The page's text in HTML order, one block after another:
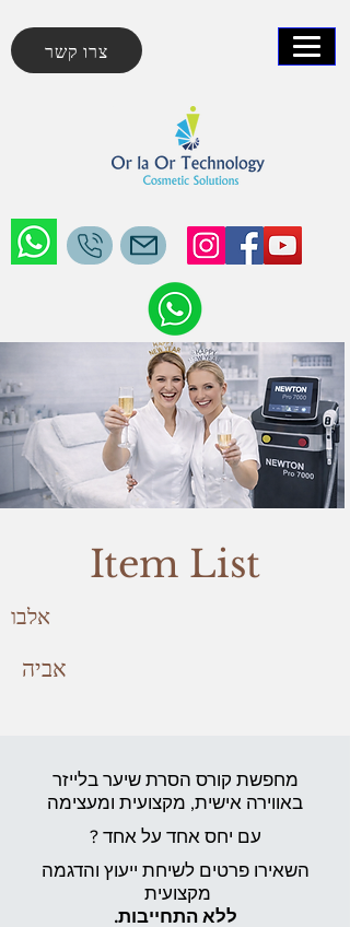
צרו קשר
Item List
אלבו
אביה
מחפשת קורס הסרת שיער בלייזר
באווירה אישית, מקצועית ומעצימה
עם יחס אחד על אחד ?
השאירו פרטים לשיחת ייעוץ והדגמה
מקצועית
ללא התחייבות.